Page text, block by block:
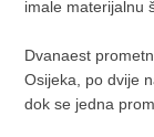
imale materijalnu
Dvanaest
Osijeka, po dvije
dok se jedna